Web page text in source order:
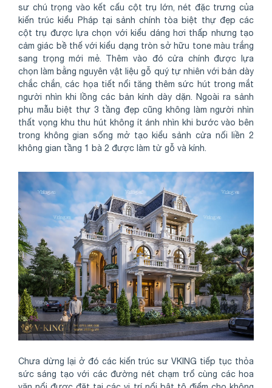
sư chú trọng vào kết cấu cột trụ lớn, nét đặc trưng của
kiến trúc kiểu Pháp tại sảnh chính tòa biệt thự đẹp các
cột trụ được lựa chọn với kiểu dáng hơi thấp nhưng tạo
cảm giác bề thế với kiểu dạng tròn sở hữu tone màu trắng
sang trọng mới mẻ. Thêm vào đó cửa chính được lựa
chọn làm bằng nguyên vật liệu gỗ quý tự nhiên với bản dày
chắc chắn, các họa tiết nổi tăng thêm sức hút trong mắt
người nhìn khi lồng các bản kính dày dặn. Ngoài ra sảnh
phụ mẫu biệt thự 3 tầng đẹp cũng không làm người nhìn
thất vọng khu thu hút không ít ánh nhìn khi bước vào bên
trong không gian sống mở tạo kiểu sảnh cửa nối liền 2
không gian tầng 1 bà 2 được làm từ gỗ và kính.
Chưa dừng lại ở đó các kiến trúc sư VKING tiếp tục thỏa
sức sáng tạo với các đường nét chạm trổ cùng các hoa